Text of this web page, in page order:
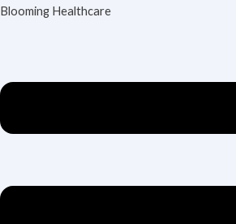
Skip
Blooming Healthcare
Menu